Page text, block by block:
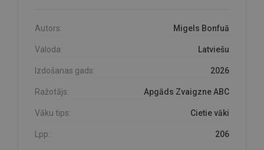
Autors: Migels Bonfuā
Valoda: Latviešu
Izdošanas gads: 2026
Ražotājs: Apgāds Zvaigzne ABC
Vāku tips: Cietie vāki
Lpp.: 206